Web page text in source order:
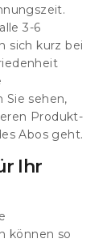
3-6
sich kurz bei
Sie sehen,
Produkt-
Abos geht.
Ihr
können so